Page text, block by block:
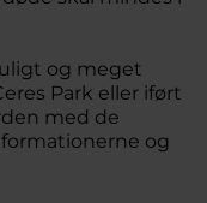
og meget
Park eller iført
med de
og